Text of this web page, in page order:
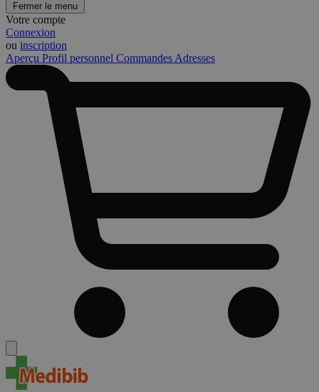
Fermer le menu
Votre compte
Connexion
ou inscription
Aperçu Profil personnel Commandes Adresses